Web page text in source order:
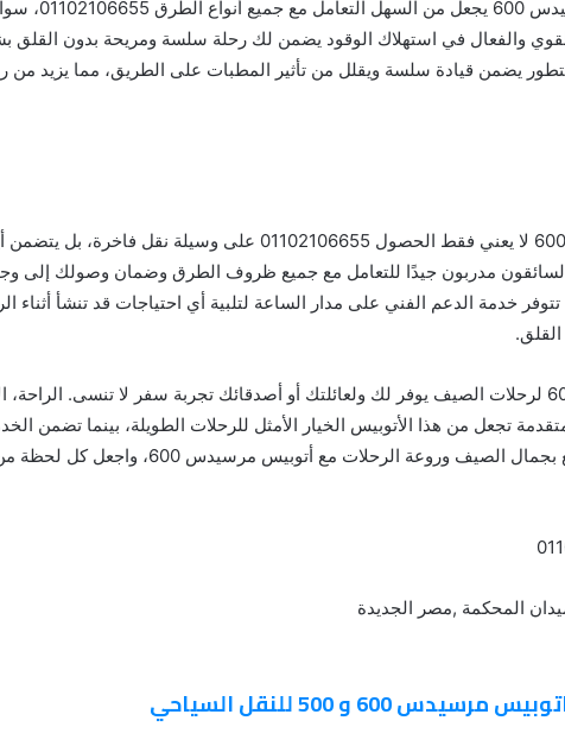
لذلك الأداء القوي لأتوبيس مرسيدس 600
والفعال في استهلاك الوقود يضمن لك رحلة سلسة ومريحة بدون القلق
يضمن قيادة سلسة ويقلل من تأثير المطبات على الطريق، مما يزيد من
بالتالي تأجير أتوبيس مرسيدس 600 لا يعني فقط الحصول 01102106655 على وسيلة نقل فاخرة، بل
مدربون جيدًا للتعامل مع جميع ظروف الطرق وضمان وصولك إلى
خدمة الدعم الفني على مدار الساعة لتلبية أي احتياجات قد تنشأ أثناء
لذلك تأجير أتوبيس مرسيدس 600 لرحلات الصيف يوفر لك ولعائلتك أو أصدقائك تجربة سفر لا تنسى.
المتقدمة تجعل من هذا الأتوبيس الخيار الأمثل للرحلات الطويلة، بينما تضمن
الاحترافية رضاك الكامل. استمتع بجمال الصيف وروعة الرحلات مع أتوبيس
600 و 500 للنقل السياحي